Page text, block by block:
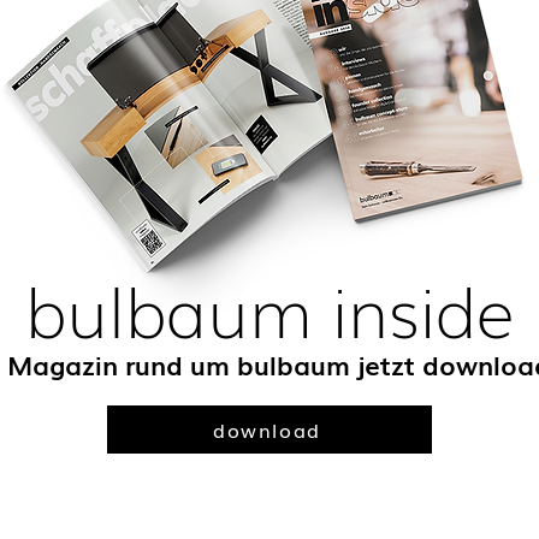
bulbaum inside
Magazin rund um bulbaum jetzt
download